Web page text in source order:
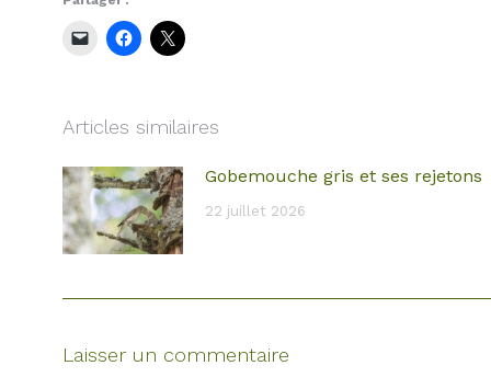
Articles similaires
Gobemouche gris et ses rejetons
22 juillet 2026
Laisser un commentaire